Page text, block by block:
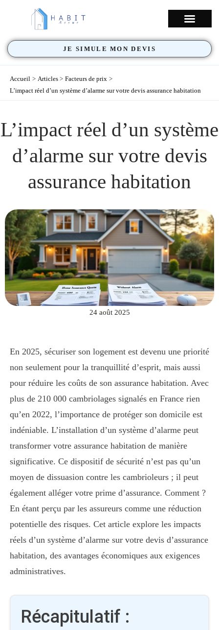
contenu
JE SIMULE MON DEVIS
Accueil Articles
Facteurs de prix
L’impact réel d’un système d’alarme sur votre devis assurance habitation
L’impact réel d’un système
d’alarme sur votre devis
assurance habitation
24 août 2025
En 2025, sécuriser son logement est devenu une priorité
non seulement pour la tranquillité d’esprit, mais aussi
pour réduire les coûts de son assurance habitation. Avec
plus de 210 000 cambriolages signalés en France rien
qu’en 2022, l’importance de protéger son domicile est
indéniable. L’installation d’un système d’alarme peut
transformer votre assurance habitation de manière
significative. Ce dispositif de sécurité n’est pas qu’un
moyen de dissuasion contre les cambrioleurs ; il peut
également alléger votre prime d’assurance. Comment ?
En étant perçu par les assureurs comme une réduction
potentielle des risques. Cet article explore les impacts
réels d’un système d’alarme sur votre devis d’assurance
habitation, des avantages économiques aux exigences
administratives.
Récapitulatif :